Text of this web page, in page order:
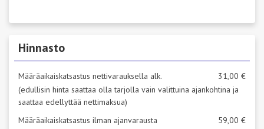
Hinnasto
Määräaikaiskatsastus nettivarauksella alk.
31,00 €
(edullisin hinta saattaa olla tarjolla vain valittuina ajankohtina ja
saattaa edellyttää nettimaksua)
Määräaikaiskatsastus ilman ajanvarausta
59,00 €